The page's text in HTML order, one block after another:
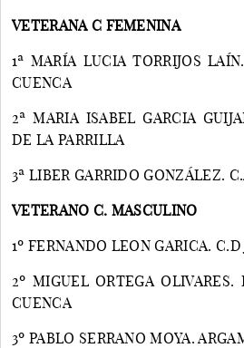
VETERANA C FEMENINA
1ª MARÍA LUCIA TORRIJOS
CUENCA
2ª MARIA ISABEL GARCIA
DE LA PARRILLA
3ª LIBER GARRIDO GONZÁLEZ.
VETERANO C. MASCULINO
1º FERNANDO LEON GARICA.
2º MIGUEL ORTEGA OLIVARES.
CUENCA
3º PABLO SERRANO MOYA.